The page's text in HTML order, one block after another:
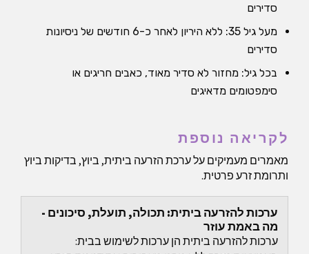
סדירים
מעל גיל 35: ללא היריון לאחר כ-6 חודשים של ניסיונות
סדירים
בכל גיל: מחזור לא סדיר מאוד, כאבים חריגים או
סימפטומים מדאיגים
לקריאה נוספת
מאמרים מעמיקים על ערכת הזרעה ביתית, ביוץ, בדיקות ביוץ
ותרומת זרע פרטית.
ערכות להזרעה ביתית: תכולה, תועלת, סיכונים -
מה באמת עוזר
ערכות להזרעה ביתית הן ערכות לשימוש בבית: